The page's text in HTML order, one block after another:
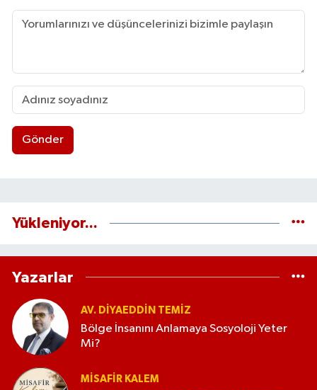
Gönder
Yükleniyor...
Yazarlar
AV. DIYAEDDIN TEMIZ
Bölge İnsanını Anlamaya Sosyoloji Yeter
Mi?
MISAFIR KALEM